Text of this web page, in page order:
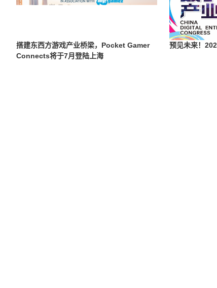
搭建东西方游戏产业桥梁，Pocket Gamer
Connects将于7月登陆上海
预见未来！